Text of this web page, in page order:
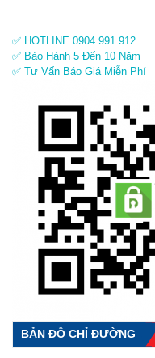
✅ HOTLINE 0904.991.912
✅ Bảo Hành 5 Đến 10 Năm
✅ Tư Vấn Báo Giá Miễn Phí
BẢN ĐỒ CHỈ ĐƯỜNG